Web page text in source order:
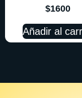
$1600
Añadir al